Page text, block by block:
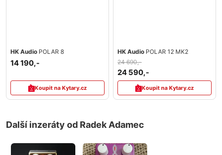
HK Audio POLAR 8
14 190,-
Koupit na Kytary.cz
HK Audio POLAR 12 MK2
24 690,-
24 590,-
Koupit na Kytary.cz
Další inzeráty od Radek Adamec